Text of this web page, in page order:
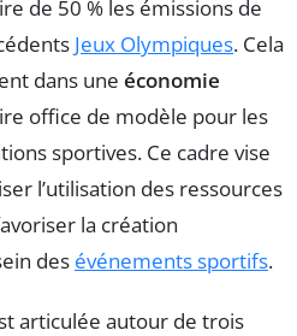
de 50 % les émissions de
Jeux Olympiques. Cela
dans une économie
office de modèle pour les
sportives. Ce cadre vise
l’utilisation des ressources
la création
des événements sportifs.
articulée autour de trois